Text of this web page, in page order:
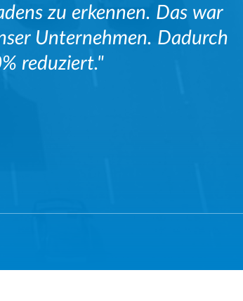
zu erkennen. Das war
Unternehmen. Dadurch
reduziert."